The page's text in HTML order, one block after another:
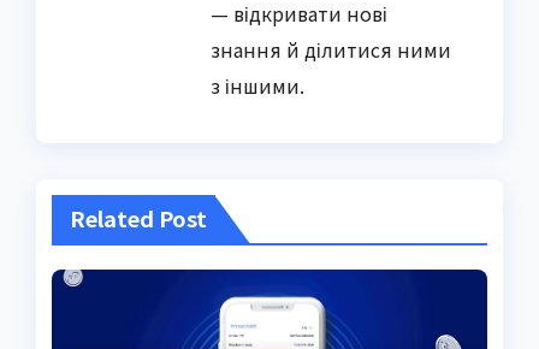
— відкривати нові
знання й ділитися ними
з іншими.
Related Post